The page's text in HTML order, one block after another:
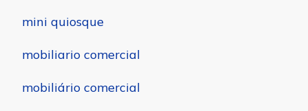
mini quiosque
mobiliario comercial
mobiliário comercial